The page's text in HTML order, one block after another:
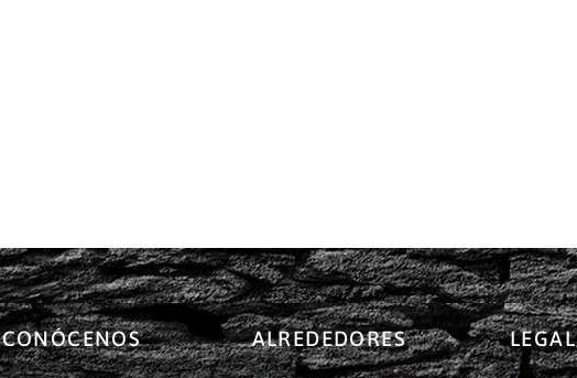
CONÓCENOS ALREDEDORES LEGAL